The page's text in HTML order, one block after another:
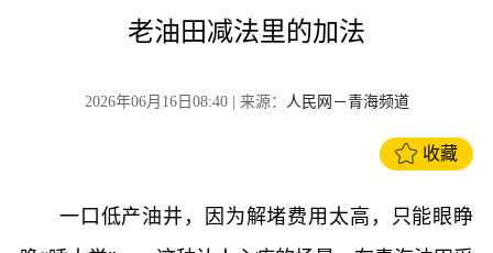
老油田减法里的加法
2026年06月16日08:40| 来源： 人民网－青海频道
收藏
一口低产油井，因为解堵费用太高，只能眼睁